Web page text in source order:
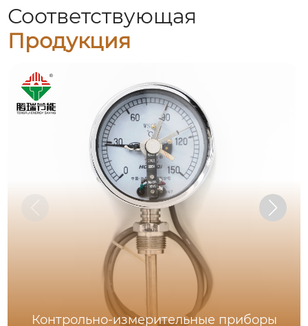
Соответствующая
Продукция
Контрольно-измерительные приборы